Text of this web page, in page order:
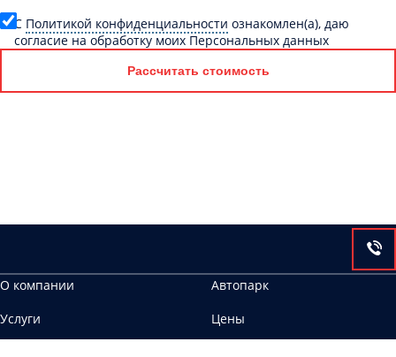
C Политикой конфиденциальности ознакомлен(а), даю
согласие на обработку моих Персональных данных
Рассчитать стоимость
О компании
Автопарк
Услуги
Цены